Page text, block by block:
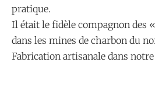
pratique.
Il était le fidèle compagnon des
dans les mines de charbon du
Fabrication artisanale dans